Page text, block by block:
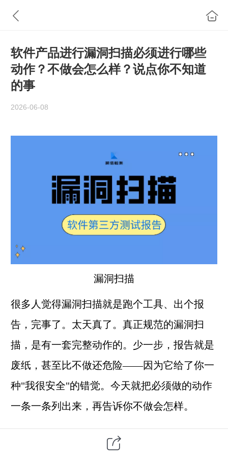
软件产品进行漏洞扫描必须进行哪些
动作？不做会怎么样？说点你不知道
的事
2026-06-08
漏洞扫描
很多人觉得漏洞扫描就是跑个工具、出个报
告，完事了。太天真了。真正规范的漏洞扫
描，是有一套完整动作的。少一步，报告就是
废纸，甚至比不做还危险——因为它给了你一
种"我很安全"的错觉。今天就把必须做的动作
一条一条列出来，再告诉你不做会怎样。
第一步，明确扫描范围和目标